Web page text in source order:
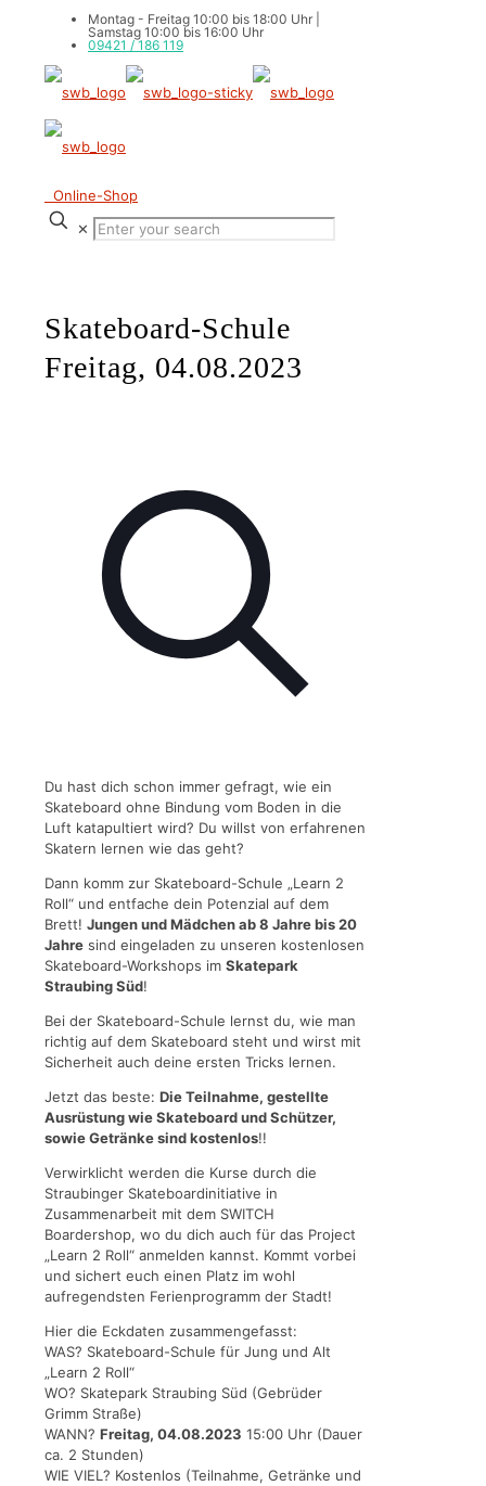
Montag - Freitag 10:00 bis 18:00 Uhr |
Samstag 10:00 bis 16:00 Uhr
09421 / 186 119
Online-Shop
✕
Skateboard-Schule
Freitag, 04.08.2023
Du hast dich schon immer gefragt, wie ein
Skateboard ohne Bindung vom Boden in die
Luft katapultiert wird? Du willst von erfahrenen
Skatern lernen wie das geht?
Dann komm zur Skateboard-Schule „Learn 2
Roll“ und entfache dein Potenzial auf dem
Brett! Jungen und Mädchen ab 8 Jahre bis 20
Jahre sind eingeladen zu unseren kostenlosen
Skateboard-Workshops im Skatepark
Straubing Süd!
Bei der Skateboard-Schule lernst du, wie man
richtig auf dem Skateboard steht und wirst mit
Sicherheit auch deine ersten Tricks lernen.
Jetzt das beste: Die Teilnahme, gestellte
Ausrüstung wie Skateboard und Schützer,
sowie Getränke sind kostenlos!!
Verwirklicht werden die Kurse durch die
Straubinger Skateboardinitiative in
Zusammenarbeit mit dem SWITCH
Boardershop, wo du dich auch für das Project
„Learn 2 Roll“ anmelden kannst. Kommt vorbei
und sichert euch einen Platz im wohl
aufregendsten Ferienprogramm der Stadt!
Hier die Eckdaten zusammengefasst:
WAS? Skateboard-Schule für Jung und Alt
„Learn 2 Roll“
WO? Skatepark Straubing Süd (Gebrüder
Grimm Straße)
WANN? Freitag, 04.08.2023 15:00 Uhr (Dauer
ca. 2 Stunden)
WIE VIEL? Kostenlos (Teilnahme, Getränke und